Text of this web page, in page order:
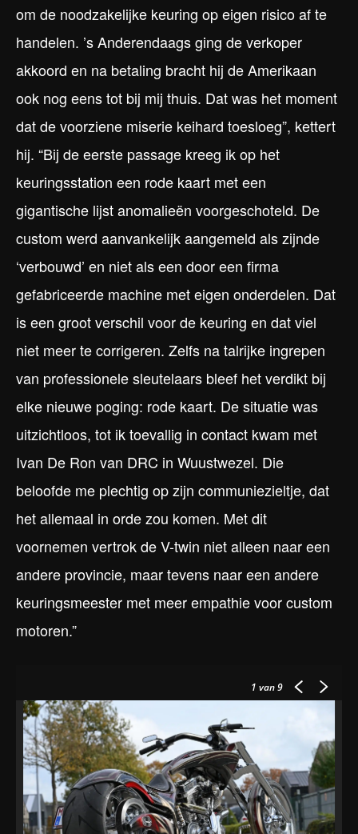
om de noodzakelijke keuring op eigen risico af te
handelen. ’s Anderendaags ging de verkoper
akkoord en na betaling bracht hij de Amerikaan
ook nog eens tot bij mij thuis. Dat was het moment
dat de voorziene miserie keihard toesloeg”, kettert
hij. “Bij de eerste passage kreeg ik op het
keuringsstation een rode kaart met een
gigantische lijst anomalieën voorgeschoteld. De
custom werd aanvankelijk aangemeld als zijnde
‘verbouwd’ en niet als een door een firma
gefabriceerde machine met eigen onderdelen. Dat
is een groot verschil voor de keuring en dat viel
niet meer te corrigeren. Zelfs na talrijke ingrepen
van professionele sleutelaars bleef het verdikt bij
elke nieuwe poging: rode kaart. De situatie was
uitzichtloos, tot ik toevallig in contact kwam met
Ivan De Ron van DRC in Wuustwezel. Die
beloofde me plechtig op zijn communiezieltje, dat
het allemaal in orde zou komen. Met dit
voornemen vertrok de V-twin niet alleen naar een
andere provincie, maar tevens naar een andere
keuringsmeester met meer empathie voor custom
motoren.”
1 van 9